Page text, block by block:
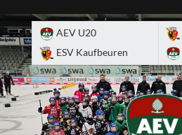
to
content
AEV U20
ESV Kaufbeuren